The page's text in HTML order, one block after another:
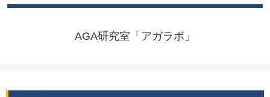
AGA研究室「アガラボ」